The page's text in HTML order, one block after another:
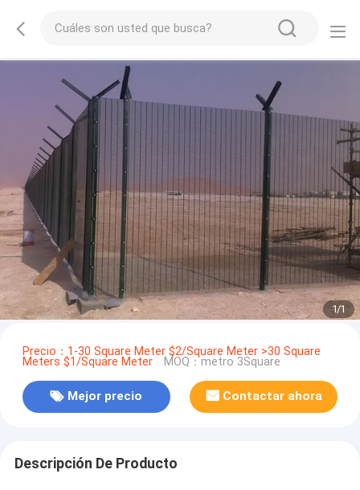
1/1
Precio：1-30 Square Meter $2/Square Meter >30 Square
Meters $1/Square Meter MOQ：metro 3Square
Mejor precio Contactar ahora
Descripción De Producto